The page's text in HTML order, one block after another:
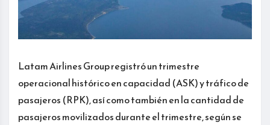
Latam Airlines Group registró un trimestre
operacional histórico en capacidad (ASK) y tráfico de
pasajeros (RPK), así como también en la cantidad de
pasajeros movilizados durante el trimestre, según se